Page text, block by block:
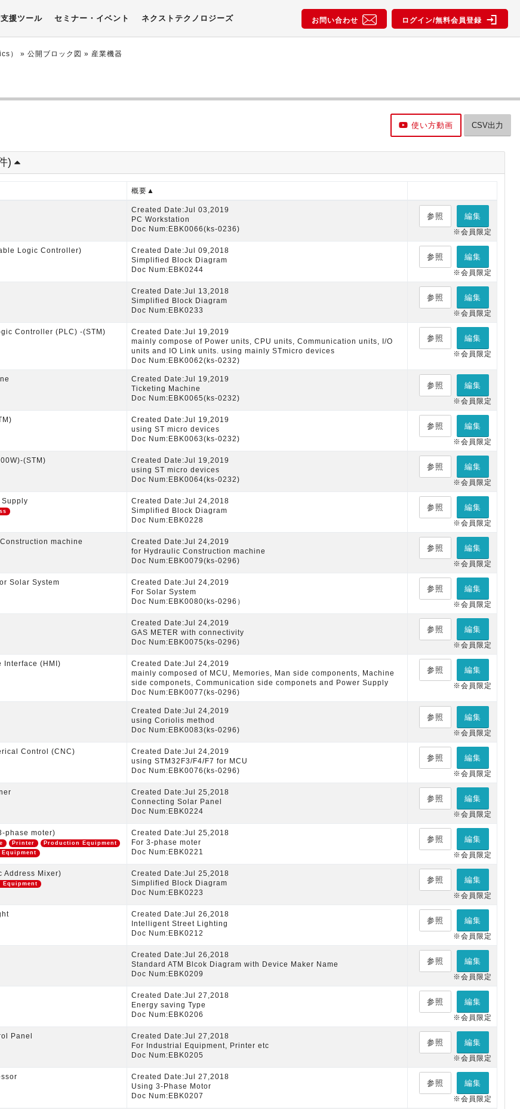
援ツール セミナー・イベント ネクストテクノロジーズ お問い合わせ ログイン/無料会員登録
） » 公開ブロック図 » 産業機器
使い方動画 CSV出力
)
概要▲
Created Date:Jul 03,2019
PC Workstation
Doc Num:EBK0066(ks-0236)
参照 編集
※会員限定
Logic Controller)
Created Date:Jul 09,2018
Simplified Block Diagram
Doc Num:EBK0244
参照 編集
※会員限定
Created Date:Jul 13,2018
Simplified Block Diagram
Doc Num:EBK0233
参照 編集
※会員限定
Controller (PLC) -(STM)
Created Date:Jul 19,2019
mainly compose of Power units, CPU units, Communication units, I/O
units and IO Link units. using mainly STmicro devices
Doc Num:EBK0062(ks-0232)
参照 編集
※会員限定
Created Date:Jul 19,2019
Ticketing Machine
Doc Num:EBK0065(ks-0232)
参照 編集
※会員限定
Created Date:Jul 19,2019
using ST micro devices
Doc Num:EBK0063(ks-0232)
参照 編集
※会員限定
(STM)
Created Date:Jul 19,2019
using ST micro devices
Doc Num:EBK0064(ks-0232)
参照 編集
※会員限定
Created Date:Jul 24,2018
Simplified Block Diagram
Doc Num:EBK0228
参照 編集
※会員限定
machine
Created Date:Jul 24,2019
for Hydraulic Construction machine
Doc Num:EBK0079(ks-0296)
参照 編集
※会員限定
Solar System
Created Date:Jul 24,2019
For Solar System
Doc Num:EBK0080(ks-0296）
参照 編集
※会員限定
Created Date:Jul 24,2019
GAS METER with connectivity
Doc Num:EBK0075(ks-0296)
参照 編集
※会員限定
Interface (HMI)
Created Date:Jul 24,2019
mainly composed of MCU, Memories, Man side components, Machine
side componets, Communication side componets and Power Supply
Doc Num:EBK0077(ks-0296)
参照 編集
※会員限定
Created Date:Jul 24,2019
using Coriolis method
Doc Num:EBK0083(ks-0296)
参照 編集
※会員限定
Control (CNC)
Created Date:Jul 24,2019
using STM32F3/F4/F7 for MCU
Doc Num:EBK0076(ks-0296)
参照 編集
※会員限定
Created Date:Jul 25,2018
Connecting Solar Panel
Doc Num:EBK0224
参照 編集
※会員限定
phase moter)
Printer
Production Equipment
Created Date:Jul 25,2018
For 3-phase moter
Doc Num:EBK0221
参照 編集
※会員限定
Address Mixer)
Equipment
Created Date:Jul 25,2018
Simplified Block Diagram
Doc Num:EBK0223
参照 編集
※会員限定
Created Date:Jul 26,2018
Intelligent Street Lighting
Doc Num:EBK0212
参照 編集
※会員限定
Created Date:Jul 26,2018
Standard ATM Blcok Diagram with Device Maker Name
Doc Num:EBK0209
参照 編集
※会員限定
Created Date:Jul 27,2018
Energy saving Type
Doc Num:EBK0206
参照 編集
※会員限定
Panel
Created Date:Jul 27,2018
For Industrial Equipment, Printer etc
Doc Num:EBK0205
参照 編集
※会員限定
Created Date:Jul 27,2018
Using 3-Phase Motor
Doc Num:EBK0207
参照 編集
※会員限定